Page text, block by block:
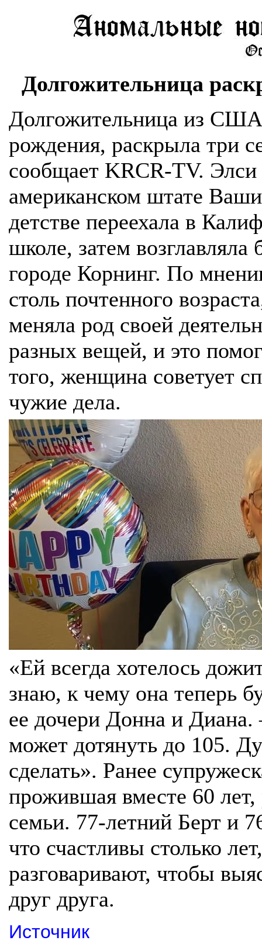
Долгожительница
Долгожительница из
рождения, раскрыла три
сообщает KRCR-TV.
американском штате
детстве переехала в
школе, затем
городе Корнинг. По
столь почтенного
меняла род своей
разных вещей, и это
того, женщина советует
чужие дела.
«Ей всегда хотелось
знаю, к чему она теперь
ее дочери Донна и
может дотянуть до 105.
сделать». Ранее
прожившая вместе 60 лет,
семьи. 77-летний Берт и
что счастливы столько
разговаривают, чтобы
друг друга.
Источник